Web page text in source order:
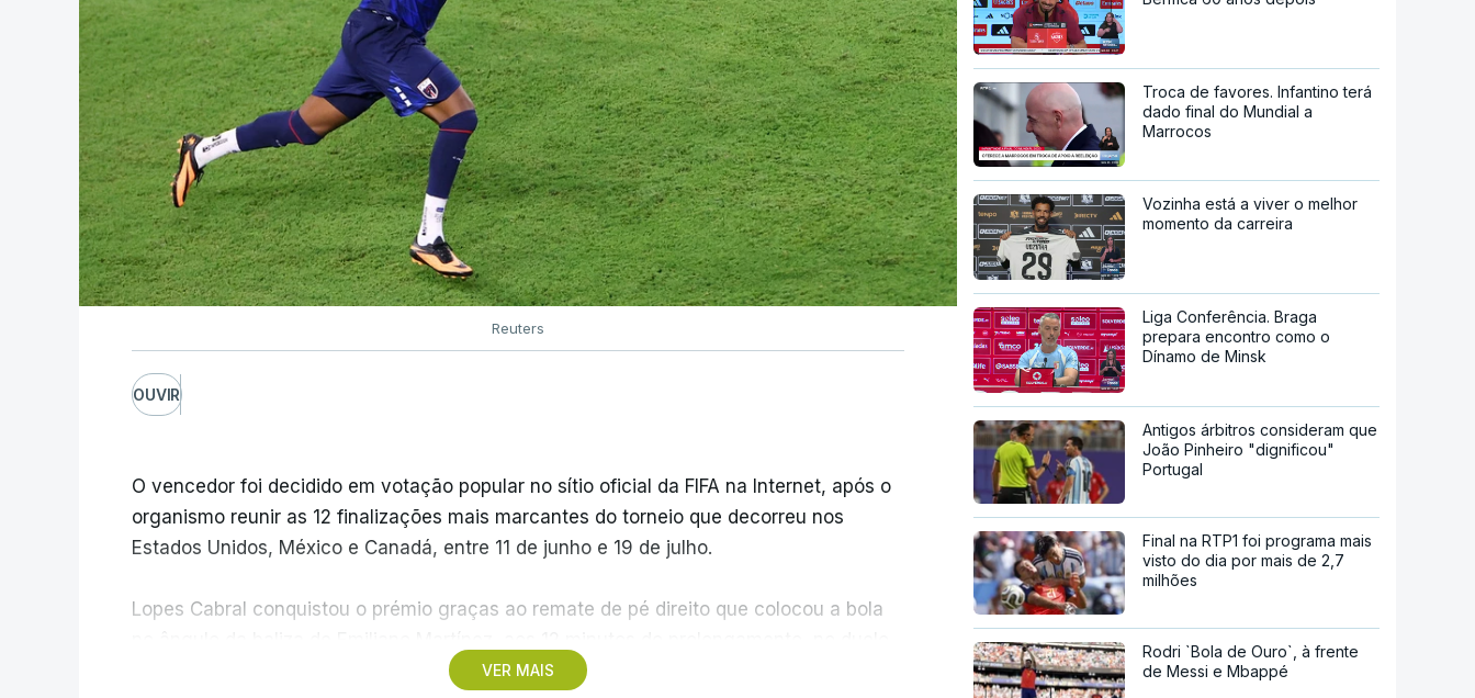
Reuters
OUVIR
VER MAIS
O vencedor foi decidido em votação popular no sítio oficial da FIFA na Internet, após o
organismo reunir as 12 finalizações mais marcantes do torneio que decorreu nos
Estados Unidos, México e Canadá, entre 11 de junho e 19 de julho.
Lopes Cabral conquistou o prémio graças ao remate de pé direito que colocou a bola
Troca de favores. Infantino terá
dado final do Mundial a
Marrocos
Vozinha está a viver o melhor
momento da carreira
Liga Conferência. Braga
prepara encontro como o
Dínamo de Minsk
Antigos árbitros consideram que
João Pinheiro "dignificou"
Portugal
Final na RTP1 foi programa mais
visto do dia por mais de 2,7
milhões
Rodri `Bola de Ouro`, à frente
de Messi e Mbappé